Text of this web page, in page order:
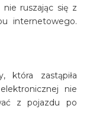
ruszając się z
internetowego.
która zastąpiła
nie
z pojazdu po